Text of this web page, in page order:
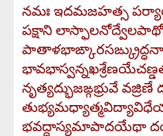
నమః ఇదమజహత్స
పక్షాని
నృత్యద్భుజఙ్గభ్రువే వజ్రిణే
భవద్దాస్యమాపాదయేథా